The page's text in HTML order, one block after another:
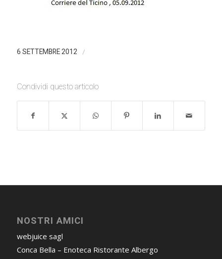
6 SETTEMBRE 2012 /
Condividi questo articolo
NOSTRI AMICI
webjuice sagl
Conca Bella – Enoteca Ristorante Albergo